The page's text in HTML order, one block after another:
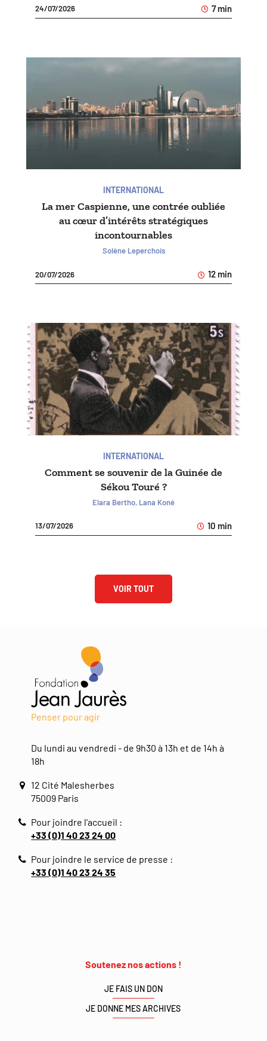
24/07/2026 7 min
INTERNATIONAL
La mer Caspienne, une contrée oubliée
au cœur d’intérêts stratégiques
incontournables
Solène Leperchois
20/07/2026 12 min
INTERNATIONAL
Comment se souvenir de la Guinée de
Sékou Touré ?
Elara Bertho, Lana Koné
13/07/2026 10 min
VOIR TOUT
Penser pour agir
Du lundi au vendredi - de 9h30 à 13h et de 14h à
18h
12 Cité Malesherbes
75009 Paris
Pour joindre l'accueil :
+33 (0)1 40 23 24 00
Pour joindre le service de presse :
+33 (0)1 40 23 24 35
Soutenez nos actions !
JE FAIS UN DON
JE DONNE MES ARCHIVES